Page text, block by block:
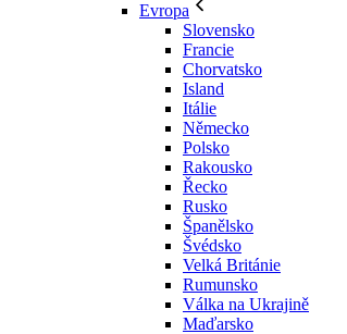
Evropa
Slovensko
Francie
Chorvatsko
Island
Itálie
Německo
Polsko
Rakousko
Řecko
Rusko
Španělsko
Švédsko
Velká Británie
Rumunsko
Válka na Ukrajině
Maďarsko